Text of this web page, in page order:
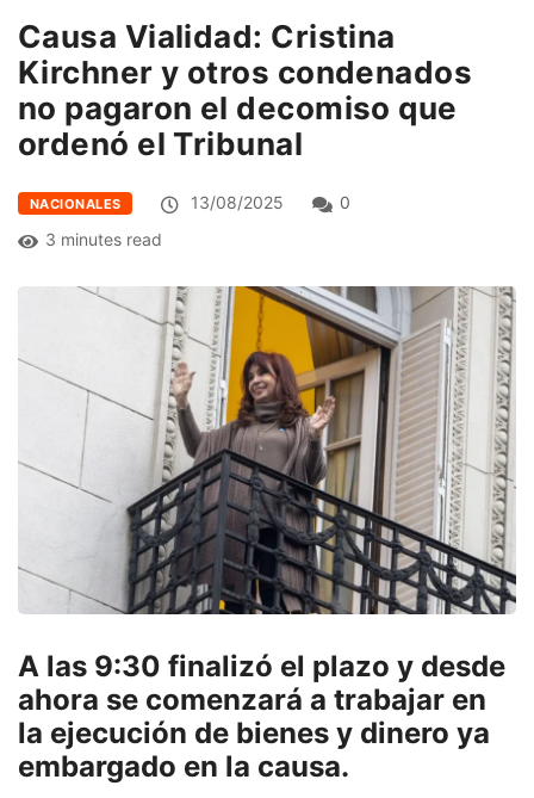
Causa Vialidad: Cristina
Kirchner y otros condenados
no pagaron el decomiso que
ordenó el Tribunal
NACIONALES 13/08/2025
0
3 minutes read
A las 9:30 finalizó el plazo y desde
ahora se comenzará a trabajar en
la ejecución de bienes y dinero ya
embargado en la causa.